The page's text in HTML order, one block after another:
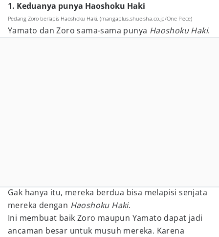
1. Keduanya punya Haoshoku Haki
Pedang Zoro berlapis Haoshoku Haki. (mangaplus.shueisha.co.jp/One Piece)
Yamato dan Zoro sama-sama punya Haoshoku Haki.
Gak hanya itu, mereka berdua bisa melapisi senjata
mereka dengan Haoshoku Haki.
Ini membuat baik Zoro maupun Yamato dapat jadi
ancaman besar untuk musuh mereka. Karena